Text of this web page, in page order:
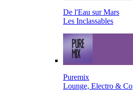
De l'Eau sur Mars
Les Inclassables
Puremix
Lounge, Electro & Co